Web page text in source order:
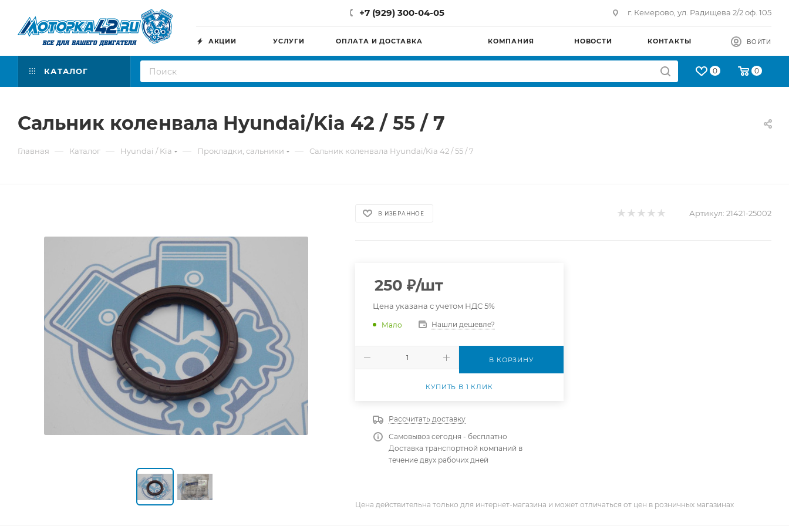
+7 (929) 300-04-05 г. Кемерово, ул. Радищева 2/2 оф. 105
АКЦИИ УСЛУГИ ОПЛАТА И ДОСТАВКА КОМПАНИЯ НОВОСТИ КОНТАКТЫ ВОЙТИ
КАТАЛОГ 0 0
Сальник коленвала Hyundai/Kia 42 / 55 / 7
Главная — Каталог — Hyundai / Kia — Прокладки, сальники — Сальник коленвала Hyundai/Kia 42 / 55 / 7
В ИЗБРАННОЕ Артикул: 21421-25002
250 ₽/шт
Цена указана с учетом НДС 5%
Мало Нашли дешевле?
В КОРЗИНУ
КУПИТЬ В 1 КЛИК
Рассчитать доставку
Самовывоз сегодня - бесплатно
Доставка транспортной компаний в
течение двух рабочих дней
Цена действительна только для интернет-магазина и может отличаться от цен в розничных магазинах